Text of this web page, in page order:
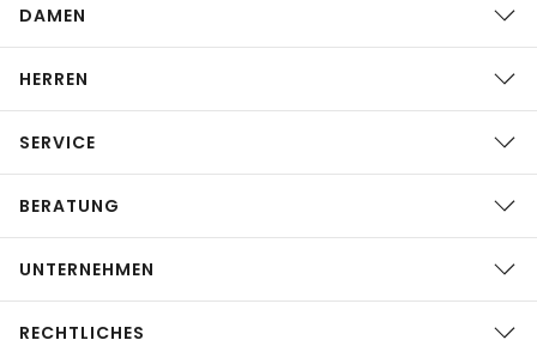
DAMEN
HERREN
SERVICE
BERATUNG
UNTERNEHMEN
RECHTLICHES